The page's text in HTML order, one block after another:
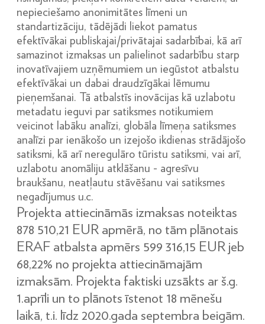
nepieciešamo anonimitātes līmeni un
standartizāciju, tādējādi liekot pamatus
efektīvākai publiskajai/privātajai sadarbībai, kā arī
samazinot izmaksas un palielinot sadarbību starp
inovatīvajiem uzņēmumiem un iegūstot atbalstu
efektīvākai un dabai draudzīgākai lēmumu
pieņemšanai. Tā atbalstīs inovācijas kā uzlabotu
metadatu ieguvi par satiksmes notikumiem
veicinot labāku analīzi, globāla līmeņa satiksmes
analīzi par ienākošo un izejošo ikdienas strādājošo
satiksmi, kā arī neregulāro tūristu satiksmi, vai arī,
uzlabotu anomāliju atklāšanu - agresīvu
braukšanu, neatļautu stāvēšanu vai satiksmes
negadījumus u.c.
Projekta attiecināmās izmaksas noteiktas
878 510,21 EUR apmērā, no tām plānotais
ERAF atbalsta apmērs 599 316,15 EUR jeb
68,22% no projekta attiecināmajām
izmaksām. Projekta faktiski uzsākts ar š.g.
1.aprīli un to plānots īstenot 18 mēnešu
laikā, t.i. līdz 2020.gada septembra beigām.